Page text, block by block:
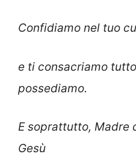
Confidiamo nel tuo
e ti consacriamo
possediamo.
E soprattutto, Madre
Gesù